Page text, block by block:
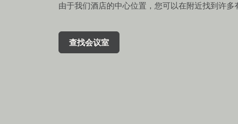
由于我们酒店的中心位置，您可以在附近找到许多
查找会议室